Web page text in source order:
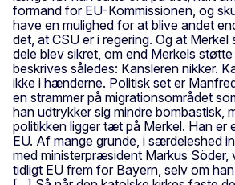
formand for EU-Kommissionen, og
have en mulighed for at blive andet
det, at CSU er i regering. Og at
dele blev sikret, om end Merkels
beskrives således: Kansleren nikker.
ikke i hænderne. Politisk set er
en strammer på migrationsområdet
han udtrykker sig mindre bombastisk,
politikken ligger tæt på Merkel. Han er
EU. Af mange grunde, i særdeleshed
med ministerpræsident Markus Söder,
tidligt EU frem for Bayern, selv om